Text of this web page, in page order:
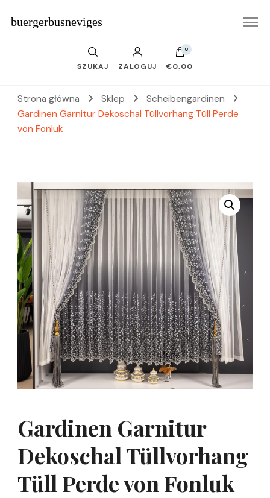
buergerbusneviges
SZUKAJ ZALOGUJ
0
€0,00
Strona główna Sklep
Scheibengardinen
Gardinen Garnitur Dekoschal Tüllvorhang Tüll Perde
von Fonluk
Gardinen Garnitur
Dekoschal Tüllvorhang
Tüll Perde von Fonluk